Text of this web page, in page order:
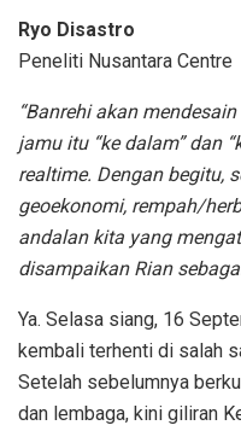
Ryo Disastro
Peneliti Nusantara Centre
“Banrehi akan
jamu itu “ke dalam” dan
realtime. Dengan begitu,
geoekonomi, rempah/
andalan kita yang
disampaikan Rian
Ya. Selasa siang, 16
kembali terhenti di salah
Setelah sebelumnya
dan lembaga, kini giliran